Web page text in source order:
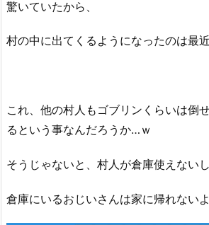
驚いていたから、
村の中に出てくるようになったのは最
これ、他の村人もゴブリンくらいは倒
るという事なんだろうか…ｗ
そうじゃないと、村人が倉庫使えないし
倉庫にいるおじいさんは家に帰れない